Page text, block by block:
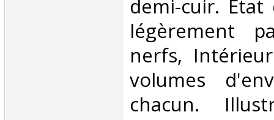
demi-cuir. Etat
légèrement
nerfs,
volumes
chacun.